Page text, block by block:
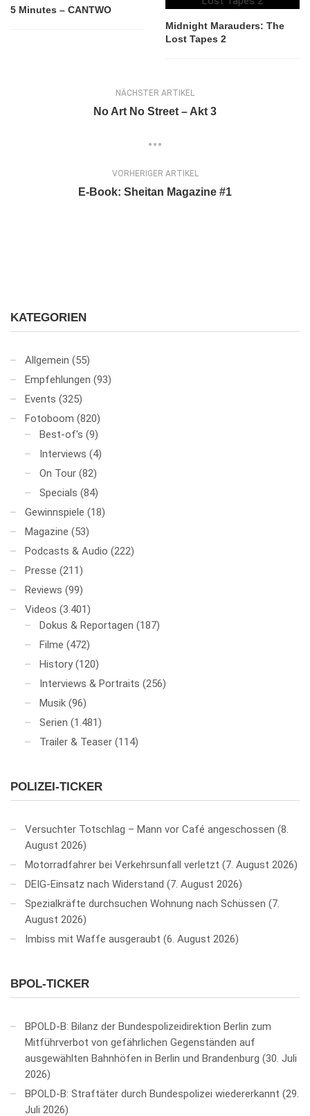
5 Minutes – CANTWO
Midnight Marauders: The
Lost Tapes 2
NÄCHSTER ARTIKEL
No Art No Street – Akt 3
VORHERIGER ARTIKEL
E-Book: Sheitan Magazine #1
KATEGORIEN
Allgemein (55)
Empfehlungen (93)
Events (325)
Fotoboom (820)
Best-of's (9)
Interviews (4)
On Tour (82)
Specials (84)
Gewinnspiele (18)
Magazine (53)
Podcasts & Audio (222)
Presse (211)
Reviews (99)
Videos (3.401)
Dokus & Reportagen (187)
Filme (472)
History (120)
Interviews & Portraits (256)
Musik (96)
Serien (1.481)
Trailer & Teaser (114)
POLIZEI-TICKER
Versuchter Totschlag – Mann vor Café angeschossen 8.
August 2026
Motorradfahrer bei Verkehrsunfall verletzt
7. August 2026
DEIG-Einsatz nach Widerstand
7. August 2026
Spezialkräfte durchsuchen Wohnung nach Schüssen
7.
August 2026
Imbiss mit Waffe ausgeraubt 6. August 2026
BPOL-TICKER
BPOLD-B: Bilanz der Bundespolizeidirektion Berlin zum
Mitführverbot von gefährlichen Gegenständen auf
ausgewählten Bahnhöfen in Berlin und Brandenburg 30. Juli
2026
BPOLD-B: Straftäter durch Bundespolizei wiedererkannt 29.
Juli 2026